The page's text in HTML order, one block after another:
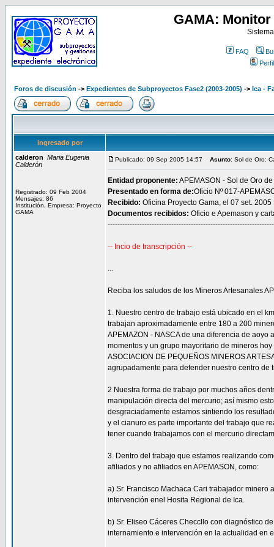
GAMA:
FAQ
Perfil
Foros de discusión -> Expedientes de Subproyectos Fase2 (2003-2005) -> Ica -
ingresado por
calderon Maria Eugenia
Calderón
Registrado: 09 Feb 2004
Mensajes: 86
Institución, Empresa: Proyecto
GAMA
Publicado: 09 Sep 2005 14:57 Asunto: Sol de Oro:
Entidad proponente: APEMASON - Sol de Oro
Presentado en forma de:Oficio Nº 017-
Recibido: Oficina Proyecto Gama, el 07 set. 2005
Documentos recibidos: Oficio e Apemason y
-- Incio de transcripción --
...
Reciba los saludos de los Mineros Artesanales
1. Nuestro centro de trabajo está ubicado en el
trabajan aproximadamente entre 180 a 200
APEMAZON - NASCA de una diferencia de aoyo
momentos y un grupo mayoritario de mineros
ASOCIACION DE PEQUEÑOS MINEROS
agrupadamente para defender nuestro centro de
2 Nuestra forma de trabajo por muchos años
manipulación directa del mercurio; así mismo
desgraciadamente estamos sintiendo los
y el cianuro es parte importante del trabajo que
tener cuando trabajamos con el mercurio
3. Dentro del trabajo que estamos realizando
afiliados y no afiliados en APEMASON, como:
a) Sr. Francisco Machaca Cari trabajador minero
intervención enel Hosita Regional de Ica.
b) Sr. Eliseo Cáceres Checcllo con diagnóstico
internamiento e intervención en la actualidad en